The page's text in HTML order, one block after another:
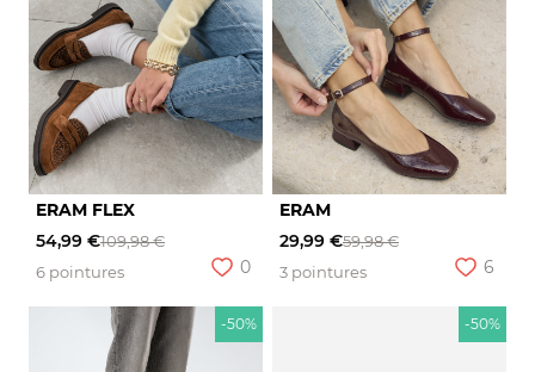
ERAM FLEX
54,99 €109,98 €
6 pointures
0
ERAM
29,99 €59,98 €
3 pointures
6
-50% -50%